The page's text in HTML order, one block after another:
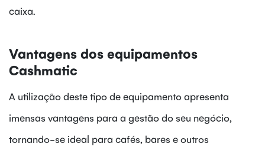
caixa.
Vantagens dos equipamentos
Cashmatic
A utilização deste tipo de equipamento apresenta
imensas vantagens para a gestão do seu negócio,
tornando-se ideal para cafés, bares e outros